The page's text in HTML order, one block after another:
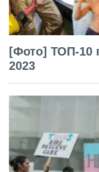
[Фото] ТОП-10
2023